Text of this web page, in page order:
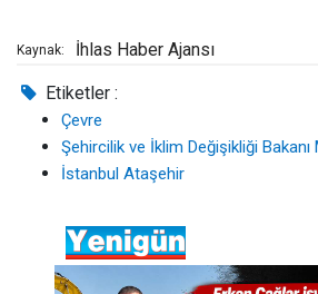
Kaynak: İhlas Haber Ajansı
Etiketler :
Çevre
Şehircilik ve İklim Değişikliği
İstanbul Ataşehir